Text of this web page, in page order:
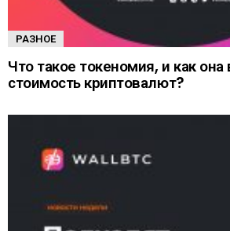
РАЗНОЕ
Что такое токеномия, и как она
стоимость криптовалют?